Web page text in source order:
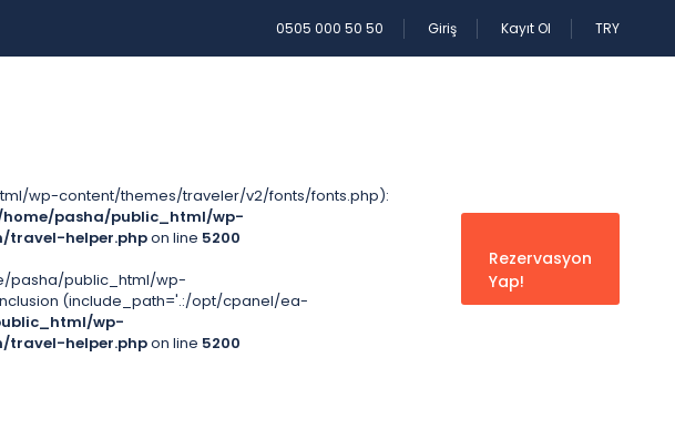
0505 000 50 50 Giriş Kayıt Ol TRY
wp-content/themes/traveler/v2/fonts/fonts.php):
pasha/public_html/wp-
travel-helper.phpon line 5200
pasha/public_html/wp-
(include_path='.:/opt/cpanel/ea-
wp-
travel-helper.phpon line 5200
Rezervasyon
Yap!